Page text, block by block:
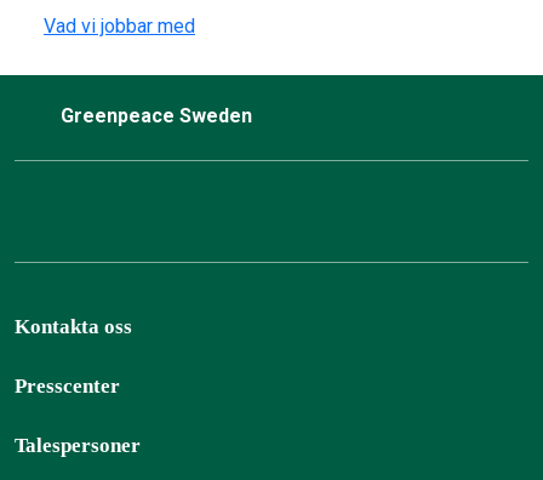
Vad vi jobbar med
Greenpeace Sweden
Kontakta oss
Presscenter
Talespersoner